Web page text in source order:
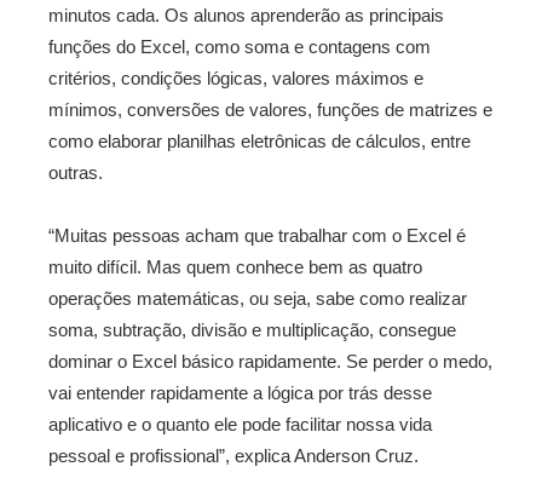
minutos cada. Os alunos aprenderão as principais
funções do Excel, como soma e contagens com
critérios, condições lógicas, valores máximos e
mínimos, conversões de valores, funções de matrizes e
como elaborar planilhas eletrônicas de cálculos, entre
outras.
“Muitas pessoas acham que trabalhar com o Excel é
muito difícil. Mas quem conhece bem as quatro
operações matemáticas, ou seja, sabe como realizar
soma, subtração, divisão e multiplicação, consegue
dominar o Excel básico rapidamente. Se perder o medo,
vai entender rapidamente a lógica por trás desse
aplicativo e o quanto ele pode facilitar nossa vida
pessoal e profissional”, explica Anderson Cruz.